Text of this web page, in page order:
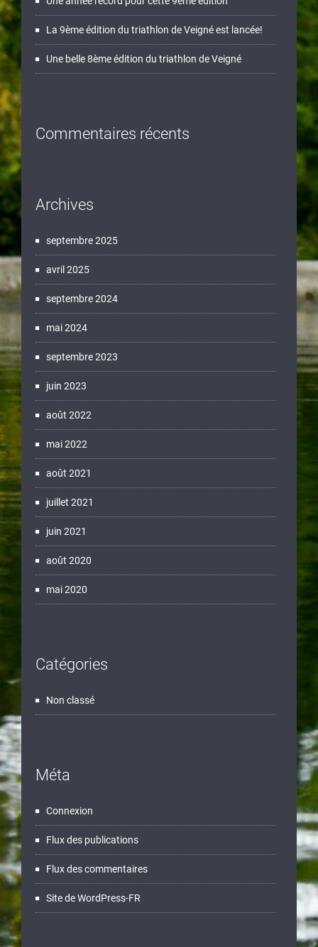
La 9ème édition du triathlon de Veigné est lancée!
Une belle 8ème édition du triathlon de Veigné
Commentaires récents
Archives
septembre 2025
avril 2025
septembre 2024
mai 2024
septembre 2023
juin 2023
août 2022
mai 2022
août 2021
juillet 2021
juin 2021
août 2020
mai 2020
Catégories
Non classé
Méta
Connexion
Flux des publications
Flux des commentaires
Site de WordPress-FR